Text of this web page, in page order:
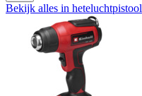
Bekijk alles in heteluchtpistool